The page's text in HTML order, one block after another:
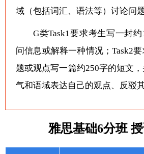
域（包括词汇、语法等）讨论问
G类Task1要求考生写一封约
问信息或解释一种情况；Task2
题或观点写一篇约250字的短文
气和语域表达自己的观点、反驳其
雅思基础6分班